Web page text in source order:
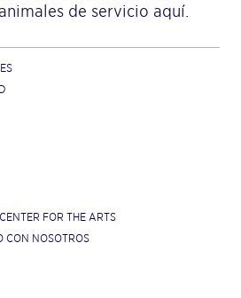
animales de servicio aquí
FOR THE ARTS
CON NOSOTROS